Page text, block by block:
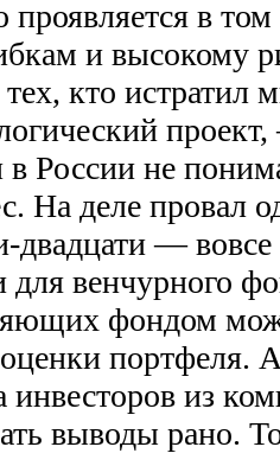
проявляется в
и высокому
кто истратил
России не
На деле провал
двадцати — вовсе
для венчурного
фондом
портфеля.
инвесторов из
выводы рано.